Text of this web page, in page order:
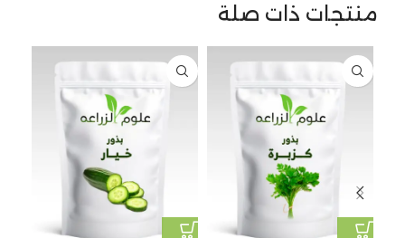
منتجات ذات صلة